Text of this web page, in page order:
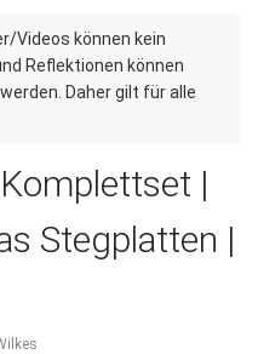
Videos können kein
Reflektionen können
Daher gilt für alle
|
Stegplatten |